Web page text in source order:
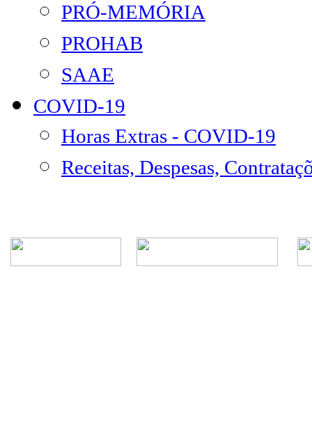
PRÓ-MEMÓRIA
PROHAB
SAAE
COVID-19
Horas Extras - COVID-19
Receitas, Despesas,